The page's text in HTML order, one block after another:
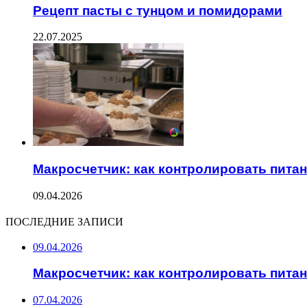
Рецепт пасты с тунцом и помидорами
22.07.2025
Макросчетчик: как контролировать
09.04.2026
ПОСЛЕДНИЕ ЗАПИСИ
09.04.2026
Макросчетчик: как контролировать
07.04.2026